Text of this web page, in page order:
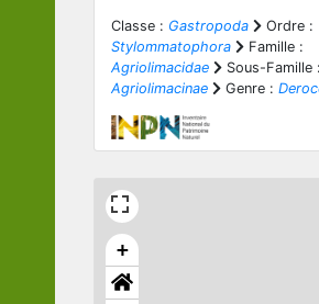
Classe : Gastropoda
Ordre :
Stylommatophora
Famille :
Agriolimacidae
Sous-Famille :
Agriolimacinae
Genre :
+